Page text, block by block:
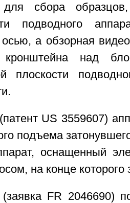
для сбора
подводного
осью, а обзорная
кронштейна над
плоскости
US 3559607)
подъема
оснащенный
на конце которого
FR 2046690)